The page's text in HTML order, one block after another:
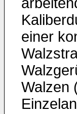
einer
Walzen